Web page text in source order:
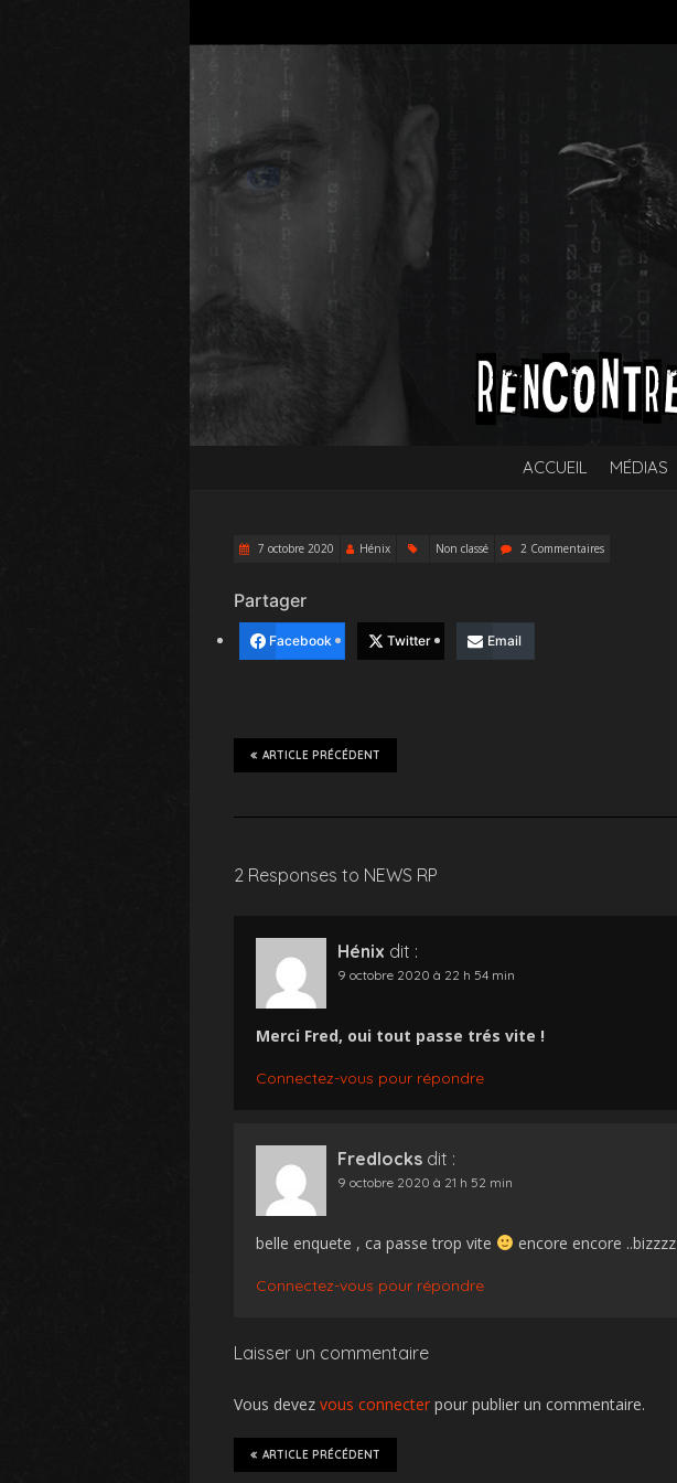
ACCUEIL MÉDIAS
7 octobre 2020 Hénix Non classé 2 Commentaires
Partager
Facebook Twitter Email
ARTICLE PRÉCÉDENT
2 Responses to NEWS RP
Hénix dit :
9 octobre 2020 à 22 h 54 min
Merci Fred, oui tout passe trés vite !
Connectez-vous pour répondre
Fredlocks dit :
9 octobre 2020 à 21 h 52 min
belle enquete , ca passe trop vite encore encore ..bizzzz
Connectez-vous pour répondre
Laisser un commentaire
Vous devez vous connecter pour publier un commentaire.
ARTICLE PRÉCÉDENT